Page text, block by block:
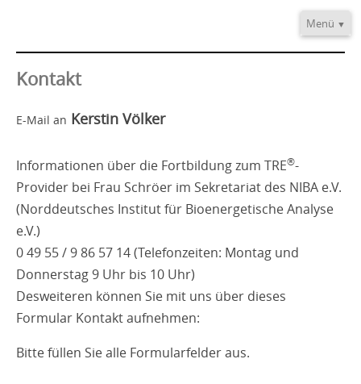
Fortbildung
Menü
Kontakt
E-Mail an Kerstin Völker
Informationen über die Fortbildung zum TRE®-
Provider bei Frau Schröer im Sekretariat des NIBA e.V.
(Norddeutsches Institut für Bioenergetische Analyse
e.V.)
0 49 55 / 9 86 57 14 (Telefonzeiten: Montag und
Donnerstag 9 Uhr bis 10 Uhr)
Desweiteren können Sie mit uns über dieses
Formular Kontakt aufnehmen:
Bitte füllen Sie alle Formularfelder aus.